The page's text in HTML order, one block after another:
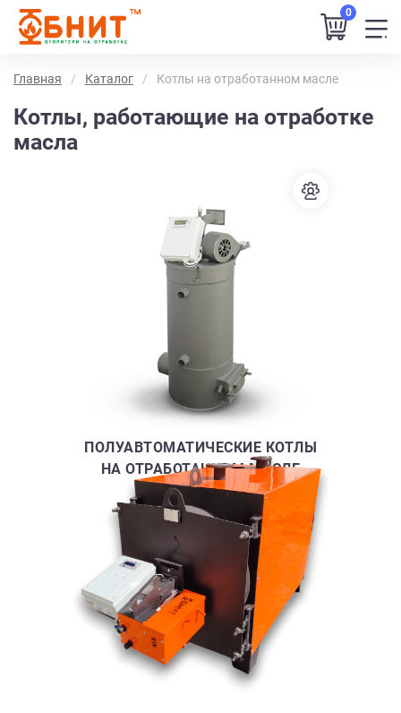
0
Главная Каталог Котлы на отработанном масле
Котлы, работающие на отработке
масла
ПОЛУАВТОМАТИЧЕСКИЕ КОТЛЫ
НА ОТРАБОТАННОМ МАСЛЕ